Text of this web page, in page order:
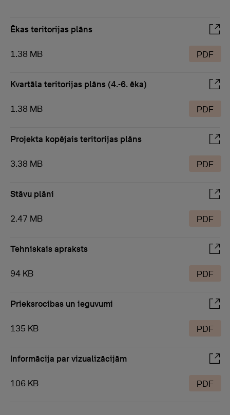
Ēkas teritorijas plāns
1.38 MB PDF
Kvartāla teritorijas plāns (4.-6. ēka)
1.38 MB PDF
Projekta kopējais teritorijas plāns
3.38 MB PDF
Stāvu plāni
2.47 MB PDF
Tehniskais apraksts
94 KB PDF
Prieksrocibas un ieguvumi
135 KB PDF
Informācija par vizualizācijām
106 KB PDF